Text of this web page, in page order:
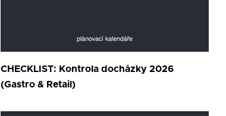
CHECKLIST: Kontrola docházky 2026
(Gastro & Retail)